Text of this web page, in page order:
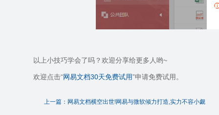
以上小技巧学会了吗？欢迎分享给更多人哟~
欢迎点击“网易文档30天免费试用”申请免费试用。
上一篇：网易文档横空出世!网易与微软倾力打造,实力不容小觑